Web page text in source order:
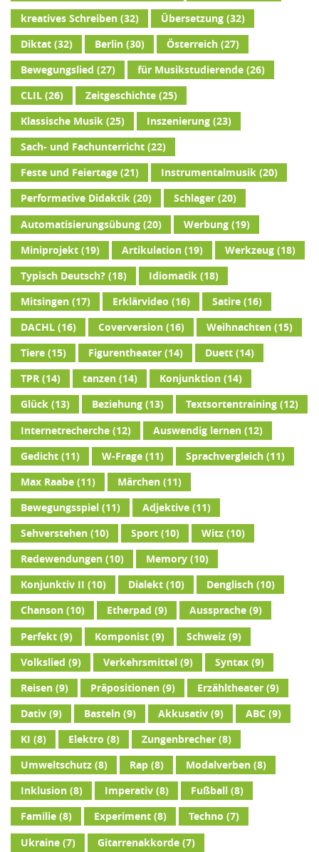
kreatives Schreiben(32) Übersetzung(32)
Diktat(32) Berlin(30) Österreich(27)
Bewegungslied (27) für Musikstudierende(26)
CLIL(26) Zeitgeschichte(25)
Klassische Musik(25) Inszenierung(23)
Sach- und Fachunterricht(22)
Feste und Feiertage(21) Instrumentalmusik(20)
Performative Didaktik(20) Schlager(20)
Automatisierungsübung(20) Werbung(19)
Miniprojekt(19) Artikulation(19) Werkzeug(18)
Typisch Deutsch?(18) Idiomatik(18)
Mitsingen(17) Erklärvideo (16) Satire(16)
DACHL(16) Coverversion(16) Weihnachten(15)
Tiere(15) Figurentheater(14) Duett(14)
TPR(14) tanzen(14) Konjunktion(14)
Glück(13) Beziehung(13) Textsortentraining(12)
Internetrecherche(12) Auswendig lernen(12)
Gedicht(11) W-Frage(11) Sprachvergleich(11)
Max Raabe(11) Märchen(11)
Bewegungsspiel(11) Adjektive(11)
Sehverstehen(10) Sport(10) Witz(10)
Redewendungen(10) Memory(10)
Konjunktiv II (10) Dialekt(10) Denglisch(10)
Chanson(10) Etherpad (9) Aussprache(9)
Perfekt(9) Komponist(9) Schweiz(9)
Volkslied (9) Verkehrsmittel(9) Syntax(9)
Reisen(9) Präpositionen(9) Erzähltheater(9)
Dativ(9) Basteln(9) Akkusativ(9) ABC (9)
KI (8) Elektro (8) Zungenbrecher(8)
Umweltschutz(8) Rap(8) Modalverben(8)
Inklusion(8) Imperativ(8) Fußball (8)
Familie(8) Experiment(8) Techno (7)
Ukraine(7) Gitarrenakkorde(7)